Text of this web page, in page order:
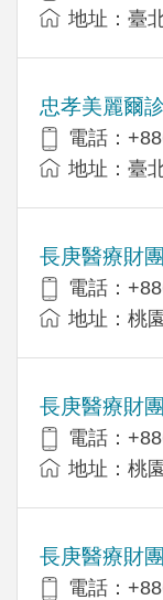
地址：臺
忠孝美麗爾
電話：
地址：臺
長庚醫療財
電話：
地址：桃
長庚醫療財
電話：
地址：桃
長庚醫療財
電話：